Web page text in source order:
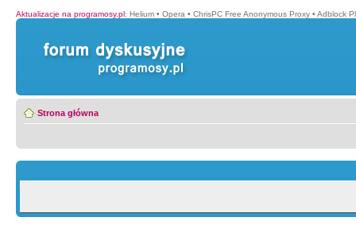
Aktualizacje na programosy.pl: Helium • Opera • ChrisPC Free Anonymous Proxy • Adblock
Strona główna